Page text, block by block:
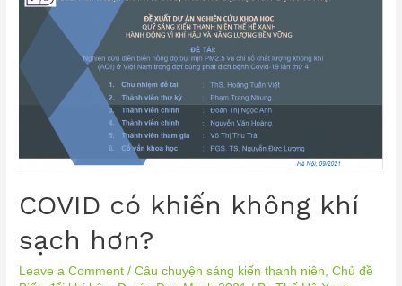
COVID có khiến không khí
sạch hơn?
Leave a Comment /Câu chuyện sáng kiến thanh niên,Chủ đề